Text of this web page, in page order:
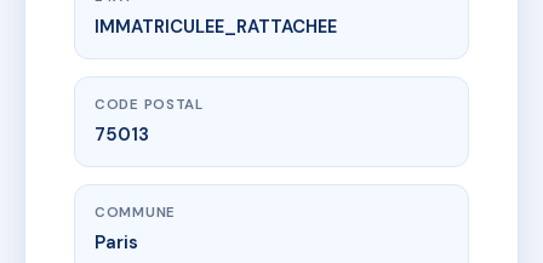
www.vme.plus/AC6520811
SDC4/6 RUE MARTIN BERNARD
4 r martin bernard
IMMATRICULEE_RATTACHEE
CODE POSTAL
75013
COMMUNE
Paris